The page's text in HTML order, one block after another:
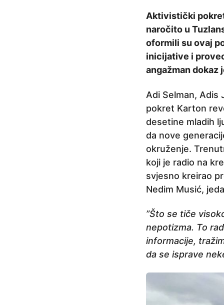
Aktivistički
naročito u
oformili su ovaj
inicijative i
angažman dokaz
Adi Selman, Adis
pokret Karton
desetine mladih
da nove
okruženje.
koji je radio na
svjesno kreirao
Nedim Musić,
”Što se tiče
nepotizma. To
informacije,
da se isprave